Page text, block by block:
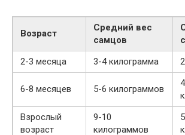
Возраст
Средний вес
самцов
2-3 месяца
3-4 килограмма
6-8 месяцев 5-6 килограммов
Взрослый
возраст
9-10
килограммов